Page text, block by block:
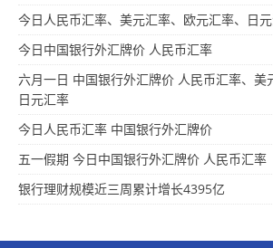
今日人民币汇率、美元汇率、欧元汇率、日
今日中国银行外汇牌价 人民币汇率
六月一日 中国银行外汇牌价 人民币汇率、美
日元汇率
今日人民币汇率 中国银行外汇牌价
五一假期 今日中国银行外汇牌价 人民币汇率
银行理财规模近三周累计增长4395亿